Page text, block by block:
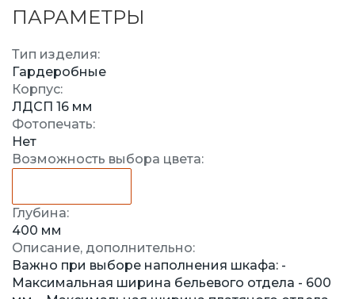
ПАРАМЕТРЫ
Тип изделия:
Гардеробные
Корпус:
ЛДСП 16 мм
Фотопечать:
Нет
Возможность выбора цвета:
Глубина:
400 мм
Описание, дополнительно:
Важно при выборе наполнения шкафа: -
Максимальная ширина бельевого отдела - 600